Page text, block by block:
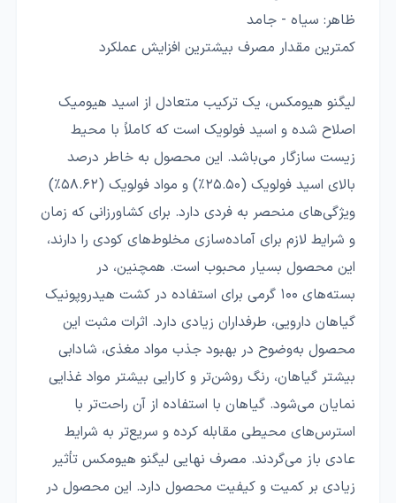
ظاهر: سیاه - جامد
کمترین مقدار مصرف بیشترین افزایش عملکرد
لیگنو هیومکس، یک ترکیب متعادل از اسید هیومیک
اصلاح شده و اسید فولویک است که کاملاً با محیط
زیست سازگار می‌باشد. این محصول به خاطر درصد
بالای اسید فولویک (۲۵.۵۰٪) و مواد فولویک (۵۸.۶۲٪)
ویژگی‌های منحصر به فردی دارد. برای کشاورزانی که زمان
و شرایط لازم برای آماده‌سازی مخلوط‌های کودی را دارند،
این محصول بسیار محبوب است. همچنین، در
بسته‌های ۱۰۰ گرمی برای استفاده در کشت هیدروپونیک
گیاهان دارویی، طرفداران زیادی دارد. اثرات مثبت این
محصول به‌وضوح در بهبود جذب مواد مغذی، شادابی
بیشتر گیاهان، رنگ روشن‌تر و کارایی بیشتر مواد غذایی
نمایان می‌شود. گیاهان با استفاده از آن راحت‌تر با
استرس‌های محیطی مقابله کرده و سریع‌تر به شرایط
عادی باز می‌گردند. مصرف نهایی لیگنو هیومکس تأثیر
زیادی بر کمیت و کیفیت محصول دارد. این محصول در